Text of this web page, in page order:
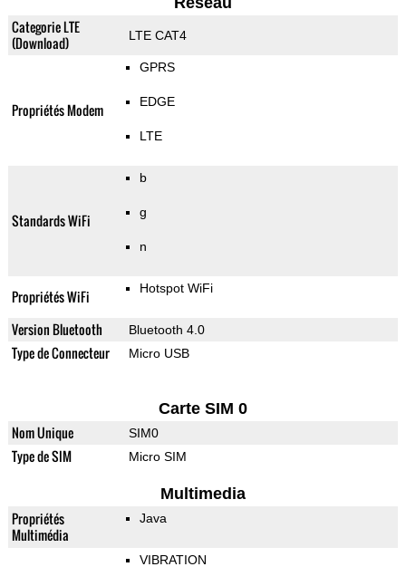
Categorie LTE
(Download)
LTE CAT4
Propriétés Modem
GPRS
EDGE
LTE
Standards WiFi
b
g
n
Propriétés WiFi Hotspot WiFi
Version Bluetooth Bluetooth 4.0
Type de Connecteur Micro USB
Carte SIM 0
Nom Unique SIM0
Type de SIM Micro SIM
Multimedia
Propriétés
Multimédia
Java
VIBRATION